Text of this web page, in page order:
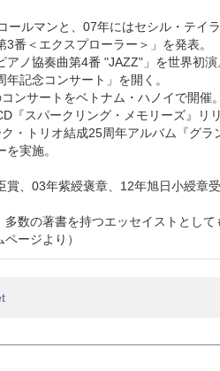
ールマンと、07年にはセシル・テイラ
番＜エクスプローラー＞」を発表。
アノ協奏曲第4番 "JAZZ"」を世界初
記念コンサート」を開く。
ンサートをベトナム・ハノイで開催。
『スパークリング・メモリーズ』リリ
・トリオ結成25周年アルバム『グラ
実施。
賞、03年紫綬褒章、12年旭日小綬章
数の著書を持つエッセイストとして
ージより）